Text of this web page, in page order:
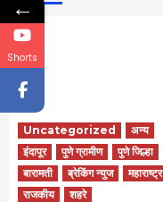
Uncategorized
अन्य
इंदापूर
पुणे ग्रामीण
पुणे जिल्हा
बारामती
ब्रेकिंग न्युज
महाराष्ट्र
राजकीय
शहरे
←
Shorts